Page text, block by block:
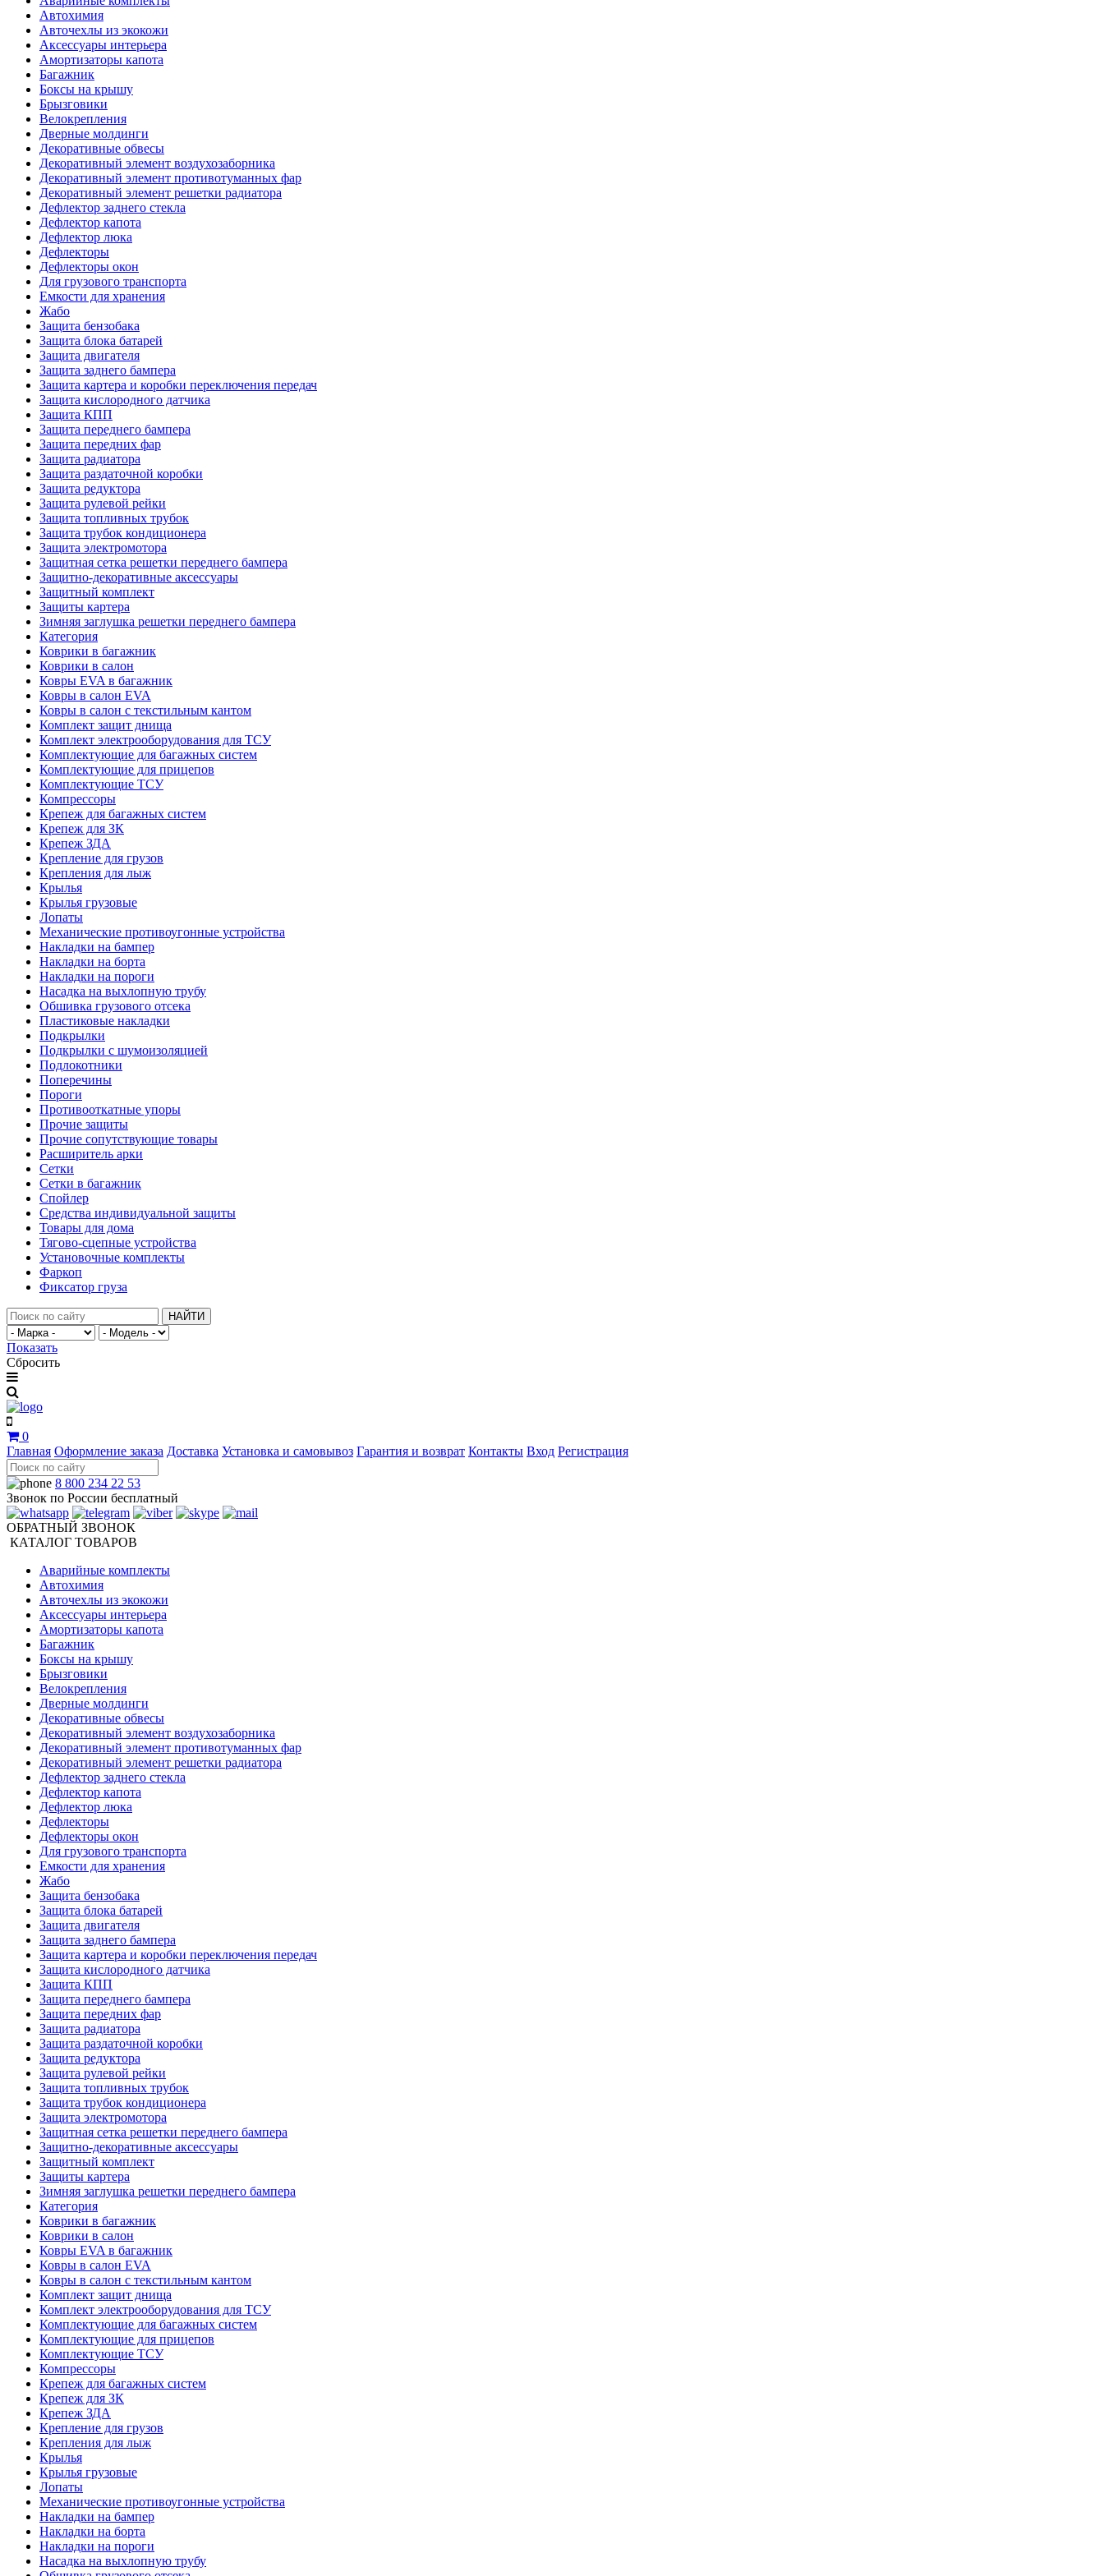
Автохимия
Авточехлы из экокожи
Аксессуары интерьера
Амортизаторы капота
Багажник
Боксы на крышу
Брызговики
Велокрепления
Дверные молдинги
Декоративные обвесы
Декоративный элемент воздухозаборника
Декоративный элемент противотуманных фар
Декоративный элемент решетки радиатора
Дефлектор заднего стекла
Дефлектор капота
Дефлектор люка
Дефлекторы
Дефлекторы окон
Для грузового транспорта
Емкости для хранения
Жабо
Защита бензобака
Защита блока батарей
Защита двигателя
Защита заднего бампера
Защита картера и коробки переключения передач
Защита кислородного датчика
Защита КПП
Защита переднего бампера
Защита передних фар
Защита радиатора
Защита раздаточной коробки
Защита редуктора
Защита рулевой рейки
Защита топливных трубок
Защита трубок кондиционера
Защита электромотора
Защитная сетка решетки переднего бампера
Защитно-декоративные аксессуары
Защитный комплект
Защиты картера
Зимняя заглушка решетки переднего бампера
Категория
Коврики в багажник
Коврики в салон
Ковры EVA в багажник
Ковры в салон EVA
Ковры в салон с текстильным кантом
Комплект защит днища
Комплект электрооборудования для ТСУ
Комплектующие для багажных систем
Комплектующие для прицепов
Комплектующие ТСУ
Компрессоры
Крепеж для багажных систем
Крепеж для ЗК
Крепеж ЗДА
Крепление для грузов
Крепления для лыж
Крылья
Крылья грузовые
Лопаты
Механические противоугонные устройства
Накладки на бампер
Накладки на борта
Накладки на пороги
Насадка на выхлопную трубу
Обшивка грузового отсека
Пластиковые накладки
Подкрылки
Подкрылки с шумоизоляцией
Подлокотники
Поперечины
Пороги
Противооткатные упоры
Прочие защиты
Прочие сопутствующие товары
Расширитель арки
Сетки
Сетки в багажник
Спойлер
Средства индивидуальной защиты
Товары для дома
Тягово-сцепные устройства
Установочные комплекты
Фаркоп
Фиксатор груза
НАЙТИ
Показать
Сбросить
0
Главная Оформление заказа Доставка Установка и самовывоз Гарантия и возврат Контакты Вход Регистрация
8 800 234 22 53
Звонок по России бесплатный
ОБРАТНЫЙ ЗВОНОК
КАТАЛОГ ТОВАРОВ
Аварийные комплекты
Автохимия
Авточехлы из экокожи
Аксессуары интерьера
Амортизаторы капота
Багажник
Боксы на крышу
Брызговики
Велокрепления
Дверные молдинги
Декоративные обвесы
Декоративный элемент воздухозаборника
Декоративный элемент противотуманных фар
Декоративный элемент решетки радиатора
Дефлектор заднего стекла
Дефлектор капота
Дефлектор люка
Дефлекторы
Дефлекторы окон
Для грузового транспорта
Емкости для хранения
Жабо
Защита бензобака
Защита блока батарей
Защита двигателя
Защита заднего бампера
Защита картера и коробки переключения передач
Защита кислородного датчика
Защита КПП
Защита переднего бампера
Защита передних фар
Защита радиатора
Защита раздаточной коробки
Защита редуктора
Защита рулевой рейки
Защита топливных трубок
Защита трубок кондиционера
Защита электромотора
Защитная сетка решетки переднего бампера
Защитно-декоративные аксессуары
Защитный комплект
Защиты картера
Зимняя заглушка решетки переднего бампера
Категория
Коврики в багажник
Коврики в салон
Ковры EVA в багажник
Ковры в салон EVA
Ковры в салон с текстильным кантом
Комплект защит днища
Комплект электрооборудования для ТСУ
Комплектующие для багажных систем
Комплектующие для прицепов
Комплектующие ТСУ
Компрессоры
Крепеж для багажных систем
Крепеж для ЗК
Крепеж ЗДА
Крепление для грузов
Крепления для лыж
Крылья
Крылья грузовые
Лопаты
Механические противоугонные устройства
Накладки на бампер
Накладки на борта
Накладки на пороги
Насадка на выхлопную трубу